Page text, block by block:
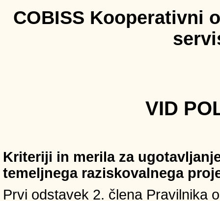
COBISS Kooperativni
VID
Kriteriji in merila za
temeljnega raziskovalnega
Prvi odstavek 2. člena Pravilnika